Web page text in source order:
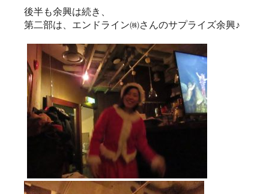
後半も余興は続き、
第二部は、エンドライン㈱さんのサプライズ余興♪